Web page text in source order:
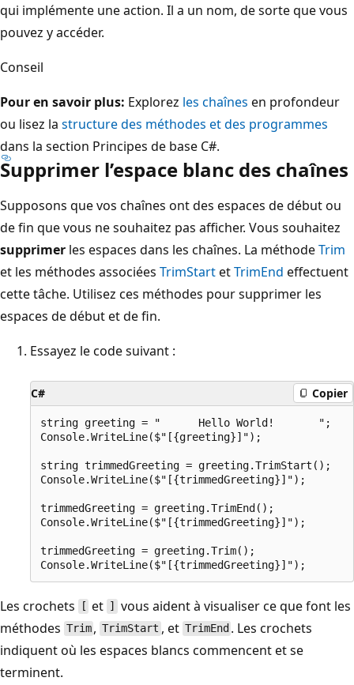
qui implémente une action. Il a un nom, de sorte que vous
pouvez y accéder.
Conseil
Pour en savoir plus: Explorez les chaînes en profondeur
ou lisez la structure des méthodes et des programmes
dans la section Principes de base C#.
Supprimer l’espace blanc des chaînes
Supposons que vos chaînes ont des espaces de début ou
de fin que vous ne souhaitez pas afficher. Vous souhaitez
supprimer les espaces dans les chaînes. La méthodeTrim
et les méthodes associées TrimStartetTrimEnd effectuent
cette tâche. Utilisez ces méthodes pour supprimer les
espaces de début et de fin.
Essayez le code suivant :
C# Copier
string greeting = "      Hello World!       ";
Console.WriteLine($"[{greeting}]");
string trimmedGreeting = greeting.TrimStart();
Console.WriteLine($"[{trimmedGreeting}]");
trimmedGreeting = greeting.TrimEnd();
Console.WriteLine($"[{trimmedGreeting}]");
trimmedGreeting = greeting.Trim();
Les crochets [ et ] vous aident à visualiser ce que font les
méthodes Trim , TrimStart , et TrimEnd . Les crochets
indiquent où les espaces blancs commencent et se
terminent.